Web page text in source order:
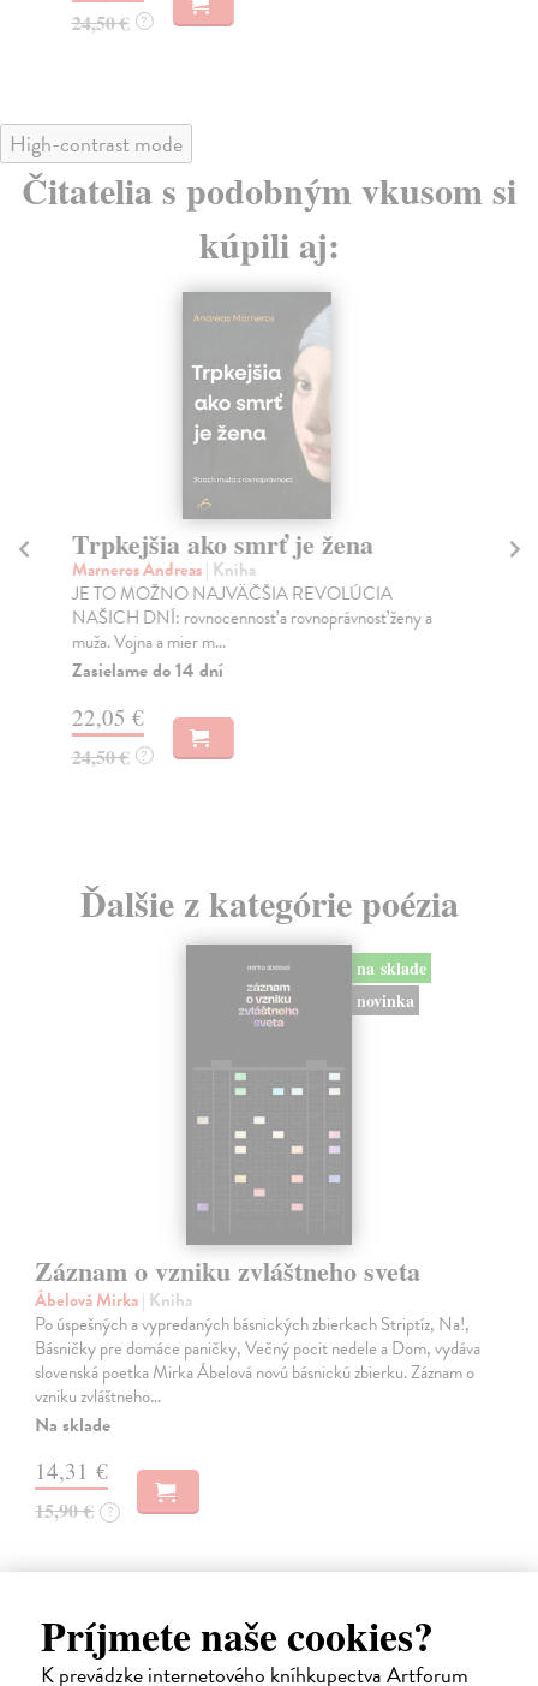
Príjmete naše cookies?
K prevádzke internetového kníhkupectva Artforum
24,50 € ?
High-contrast mode
Čitatelia s podobným vkusom si
kúpili aj:
Trpkejšia ako smrť je žena
Marneros Andreas| Kniha
JE TO MOŽNO NAJVÄČŠIA REVOLÚCIA
NAŠICH DNÍ: rovnocennosť a rovnoprávnosť ženy a
muža. Vojna a mier m...
Zasielame do 14 dní
22,05 €
24,50 € ?
Ďalšie z kategórie poézia
na sklade
novinka
Záznam o vzniku zvláštneho sveta
Ábelová Mirka| Kniha
Po úspešných a vypredaných básnických zbierkach Striptíz, Na!,
Básničky pre domáce paničky, Večný pocit nedele a Dom, vydáva
slovenská poetka Mirka Ábelová novú básnickú zbierku. Záznam o
vzniku zvláštneho…
Na sklade
14,31 €
15,90 € ?
na sklade